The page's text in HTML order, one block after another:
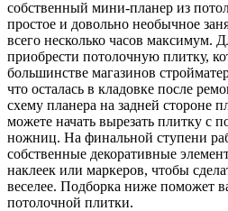
собственный мини-планер из
простое и довольно необычное
всего несколько часов максимум.
приобрести потолочную плитку,
большинстве магазинов
что осталась в кладовке после
схему планера на задней стороне
можете начать вырезать плитку с
ножниц. На финальной ступени
собственные декоративные
наклеек или маркеров, чтобы
веселее. Подборка ниже поможет
потолочной плитки.